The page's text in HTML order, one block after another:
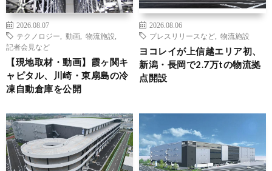
2026.08.07
テクノロジー
動画 物流施設
記者会見など
【現地取材・動画】霞ヶ関キ
ャピタル、川崎・東扇島の冷
凍自動倉庫を公開
2026.08.06
プレスリリースなど
物流施設
ヨコレイが上信越エリア初、
新潟・長岡で2.7万tの物流拠
点開設